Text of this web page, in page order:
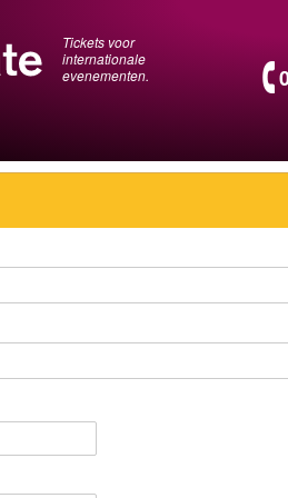
Tickets voor
internationale
evenementen.